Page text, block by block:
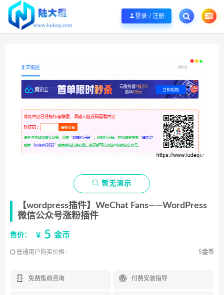
欢迎您光临陆大湿，本站秉承服务宗旨 履行“站长”责任，销售只是起点 服务永无
登录 / 注册
 暂无演示
【wordpress插件】WeChat Fans——WordPress
微信公众号涨粉插件
售价： ¥ 5 金币
普通用户购买价格 : 5金币
 免费售前咨询  付费安装指导